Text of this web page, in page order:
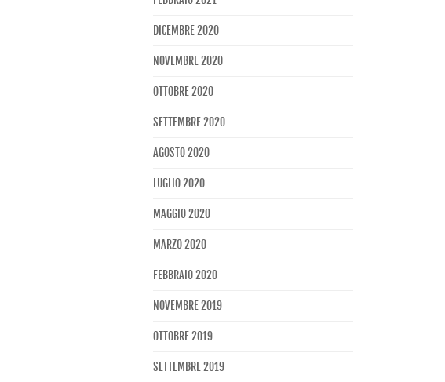
DICEMBRE 2020
NOVEMBRE 2020
OTTOBRE 2020
SETTEMBRE 2020
AGOSTO 2020
LUGLIO 2020
MAGGIO 2020
MARZO 2020
FEBBRAIO 2020
NOVEMBRE 2019
OTTOBRE 2019
SETTEMBRE 2019